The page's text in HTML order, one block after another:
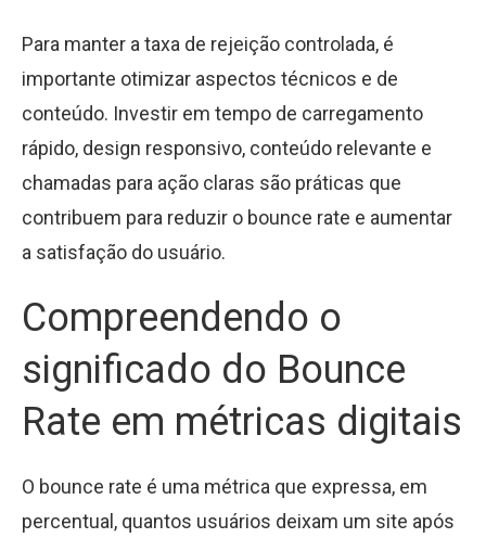
Para manter a taxa de rejeição controlada, é
importante otimizar aspectos técnicos e de
conteúdo. Investir em tempo de carregamento
rápido, design responsivo, conteúdo relevante e
chamadas para ação claras são práticas que
contribuem para reduzir o bounce rate e aumentar
a satisfação do usuário.
Compreendendo o
significado do Bounce
Rate em métricas digitais
O bounce rate é uma métrica que expressa, em
percentual, quantos usuários deixam um site após